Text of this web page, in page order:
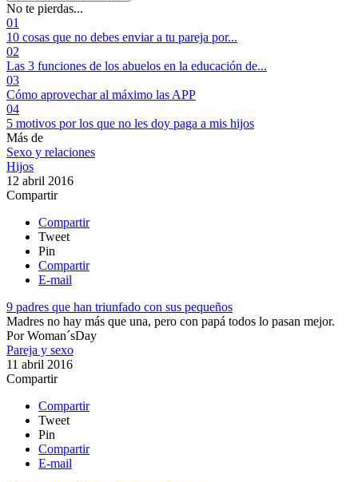
No te pierdas...
01
10 cosas que no debes enviar a tu pareja por...
02
Las 3 funciones de los abuelos en la educación de...
03
Cómo aprovechar al máximo las APP
04
5 motivos por los que no les doy paga a mis hijos
Más de
Sexo y relaciones
Hijos
12 abril 2016
Compartir
Compartir
Tweet
Pin
Compartir
E-mail
9 padres que han triunfado con sus pequeños
​Madres no hay más que una, pero con papá todos lo pasan mejor.
PorWoman´sDay
Pareja y sexo
11 abril 2016
Compartir
Compartir
Tweet
Pin
Compartir
E-mail